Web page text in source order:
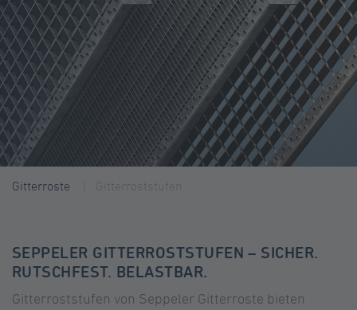
Gitterroste
SEPPELER GITTERROSTSTUFEN – SICHER.
RUTSCHFEST. BELASTBAR.
Gitterroststufen von Seppeler Gitterroste bieten